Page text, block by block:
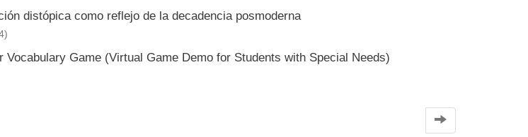
distópica como reflejo de la decadencia posmoderna
)
Vocabulary Game (Virtual Game Demo for Students with Special Needs)